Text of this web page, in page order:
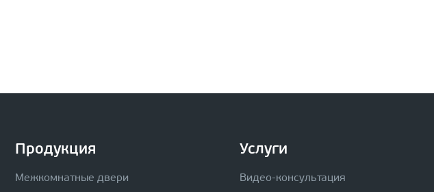
Продукция
Межкомнатные двери
Услуги
Видео-консультация